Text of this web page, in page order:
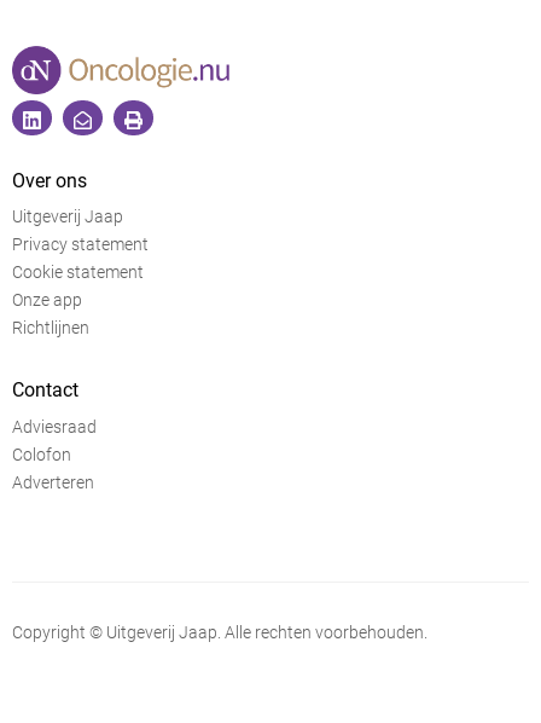
Over ons
Uitgeverij Jaap
Privacy statement
Cookie statement
Onze app
Richtlijnen
Contact
Adviesraad
Colofon
Adverteren
Copyright © Uitgeverij Jaap. Alle rechten voorbehouden.